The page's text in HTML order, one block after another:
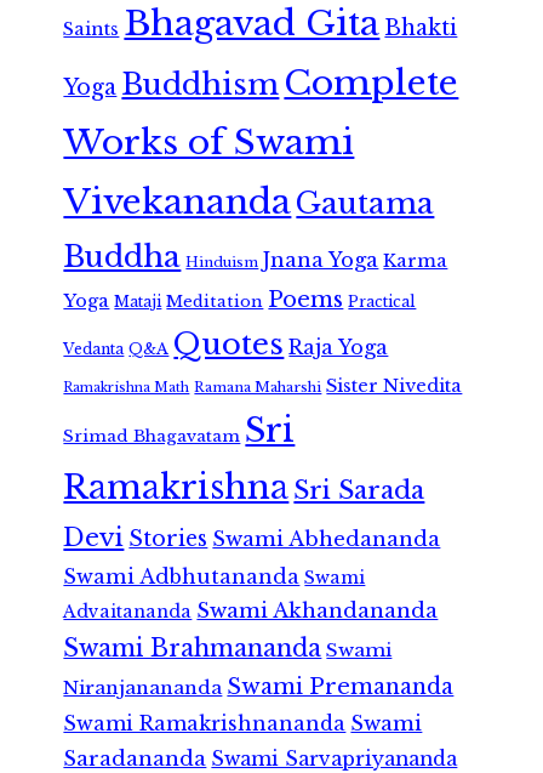
Saints Bhagavad GitaBhakti
Yoga Buddhism Complete
Works of Swami
VivekanandaGautama
Buddha Hinduism Jnana Yoga Karma
Yoga Mataji Meditation Poems Practical
Vedanta Q&A Quotes Raja Yoga
Ramakrishna Math Ramana Maharshi Sister Nivedita
Srimad Bhagavatam Sri
RamakrishnaSri Sarada
Devi Stories Swami Abhedananda
Swami Adbhutananda Swami
Advaitananda Swami Akhandananda
Swami Brahmananda Swami
Niranjanananda Swami Premananda
Swami Ramakrishnananda Swami
Saradananda Swami Sarvapriyananda